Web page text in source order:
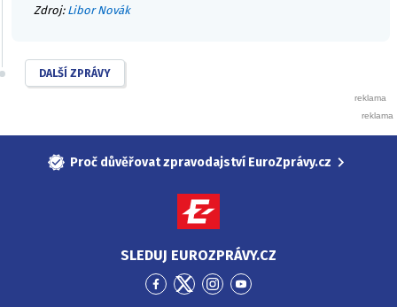
Zdroj: Libor Novák
DALŠÍ ZPRÁVY
Proč důvěřovat zpravodajství EuroZprávy.cz
SLEDUJ EUROZPRÁVY.CZ
PřejítPřejítPřejítPřejít